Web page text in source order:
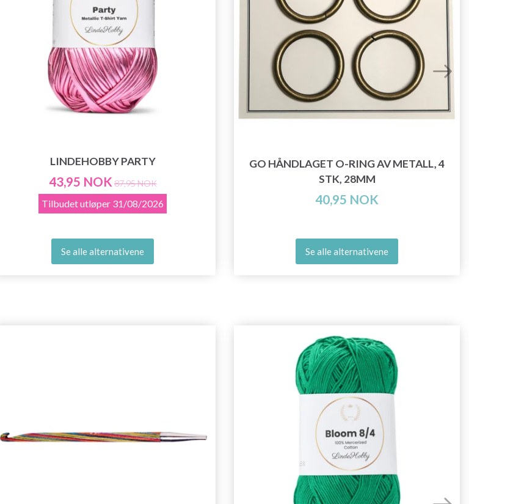
LINDEHOBBY PARTY
43,95 NOK 87,95 NOK
Tilbudet utløper 31/08/2026
Se alle alternativene
GO HÅNDLAGET O-RING AV METALL, 4
STK, 28MM
40,95 NOK
Se alle alternativene